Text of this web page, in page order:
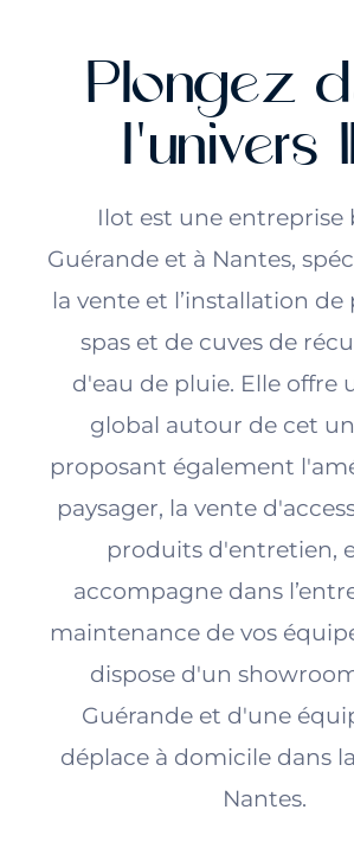
Plongez
l'univers
Ilot est une entreprise
Guérande et à Nantes,
la vente et l’installation de
spas et de cuves de
d'eau de pluie. Elle offre
global autour de cet
proposant également
paysager, la vente
produits d'entretien,
accompagne dans
maintenance de vos
dispose d'un
Guérande et d'une
déplace à domicile dans
Nantes.